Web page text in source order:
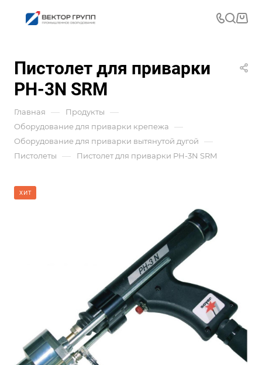
Пистолет для приварки
PH-3N SRM
Главная — Продукты —
Оборудование для приварки крепежа —
Оборудование для приварки вытянутой дугой —
Пистолеты — Пистолет для приварки PH-3N SRM
ХИТ